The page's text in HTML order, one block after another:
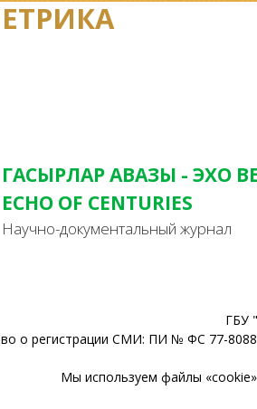
ГАСЫРЛАР АВАЗЫ - ЭХО
ECHO OF CENTURIES
Научно-документальный журнал
ГБУ
о регистрации СМИ: ПИ № ФС 77-
Мы используем файлы «cookie»